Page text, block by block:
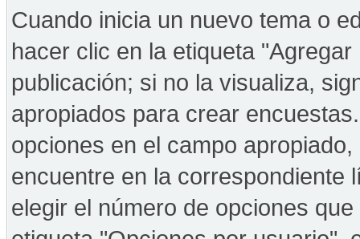
Cuando inicia un nuevo tema o
hacer clic en la etiqueta
publicación; si no la visualiza,
apropiados para crear
opciones en el campo
encuentre en la correspondiente
elegir el número de opciones